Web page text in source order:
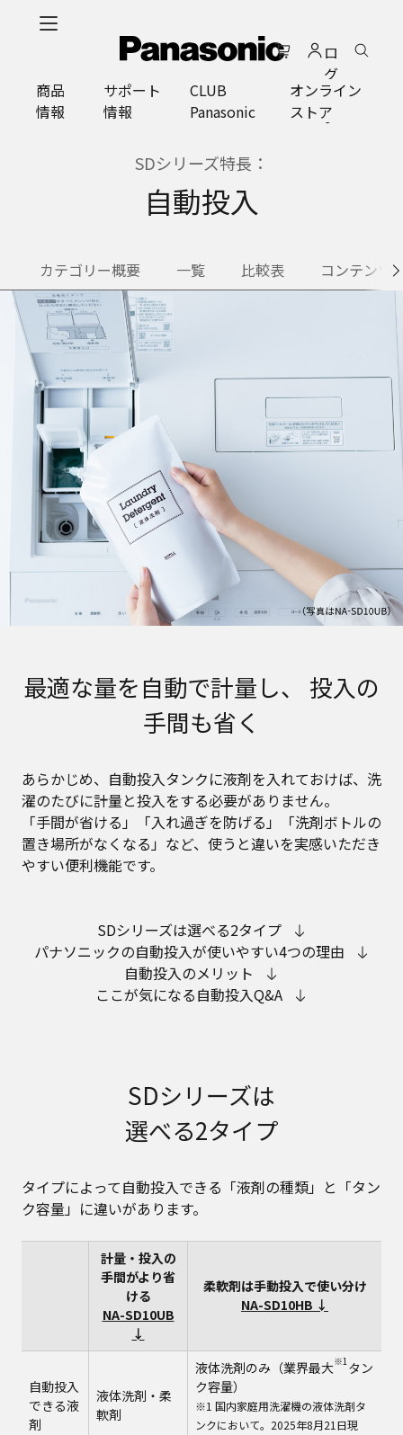
ロ
グ
イ
ン
商品
情報
サポート
情報
CLUB
Panasonic
オンライン
ストア
SDシリーズ特長：
自動投入
カテゴリー概要 一覧 比較表 コンテンツ
最適な量を自動で計量し、 投入の
手間も省く
あらかじめ、自動投入タンクに液剤を入れておけば、洗
濯のたびに計量と投入をする必要がありません。
「手間が省ける」「入れ過ぎを防げる」「洗剤ボトルの
置き場所がなくなる」など、使うと違いを実感いただき
やすい便利機能です。
SDシリーズは選べる2タイプ
パナソニックの自動投入が使いやすい4つの理由
自動投入のメリット
ここが気になる自動投入Q&A
SDシリーズは
選べる2タイプ
タイプによって自動投入できる「液剤の種類」と「タン
ク容量」に違いがあります。
計量・投入の
手間がより省
ける
NA-SD10UB
↓
柔軟剤は手動投入で使い分け
NA-SD10HB ↓
自動投入
できる液
剤
液体洗剤・柔
軟剤
液体洗剤のみ（業界最大※1タン
ク容量）
※1 国内家庭用洗濯機の液体洗剤タ
ンクにおいて。2025年8月21日現